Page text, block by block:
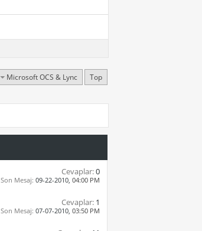
Microsoft OCS & Lync Top
Cevaplar:0
Son Mesaj: 09-22-2010, 04:00 PM
Cevaplar: 1
Son Mesaj: 07-07-2010, 03:50 PM